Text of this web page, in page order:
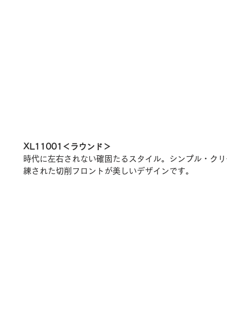
XL11001＜ラウンド＞
時代に左右されない確固たるスタイル。シンプル・ク
練された切削フロントが美しいデザインです。